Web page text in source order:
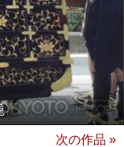
次の作品 »